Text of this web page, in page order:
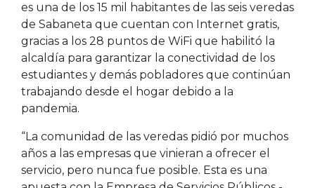
es una de los 15 mil habitantes de las seis veredas
de Sabaneta que cuentan con Internet gratis,
gracias a los 28 puntos de WiFi que habilitó la
alcaldía para garantizar la conectividad de los
estudiantes y demás pobladores que continúan
trabajando desde el hogar debido a la
pandemia.
“La comunidad de las veredas pidió por muchos
años a las empresas que vinieran a ofrecer el
servicio, pero nunca fue posible. Esta es una